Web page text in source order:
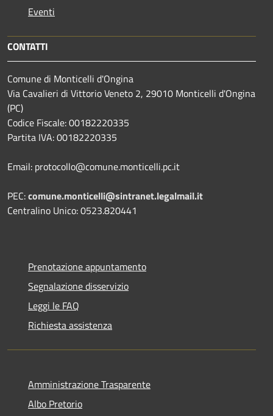
Eventi
CONTATTI
Comune di Monticelli d'Ongina
Via Cavalieri di Vittorio Veneto 2, 29010 Monticelli d'Ongina
(PC)
Codice Fiscale: 00182220335
Partita IVA: 00182220335
Email: protocollo@comune.monticelli.pc.it
PEC:comune.monticelli@sintranet.legalmail.it
Centralino Unico: 0523.820441
Prenotazione appuntamento
Segnalazione disservizio
Leggi le FAQ
Richiesta assistenza
Amministrazione Trasparente
Albo Pretorio